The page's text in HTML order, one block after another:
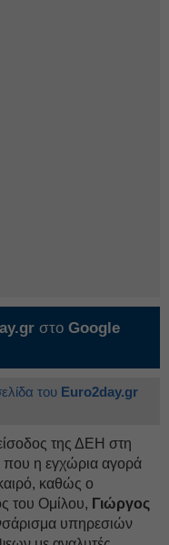
στο Google
του Euro2day.gr
της ΔEΗ στη
που η εγχώρια αγορά
καθώς ο
του Ομίλου, Γιώργος
υπηρεσιών